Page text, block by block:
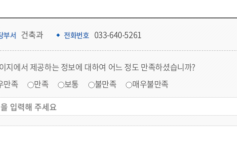
부서 건축과 전화번호 033-640-5261
지에서 제공하는 정보에 대하여 어느 정도 만족하셨습니까?
만족
만족 보통 불만족 매우불만족